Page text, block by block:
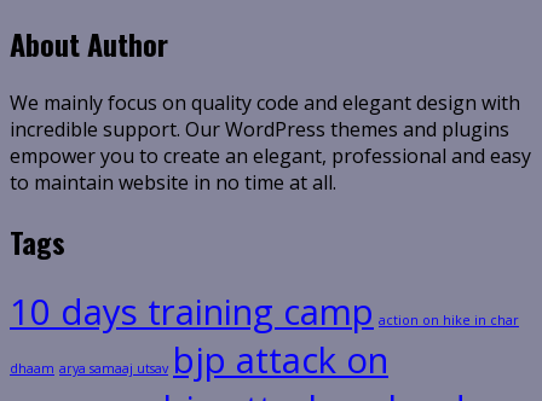
About Author
We mainly focus on quality code and elegant design with
incredible support. Our WordPress themes and plugins
empower you to create an elegant, professional and easy
to maintain website in no time at all.
Tags
10 days training camp action on hike in char
dhaam arya samaaj utsav bjp attack on